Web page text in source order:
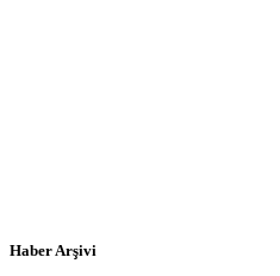
Haber Arşivi